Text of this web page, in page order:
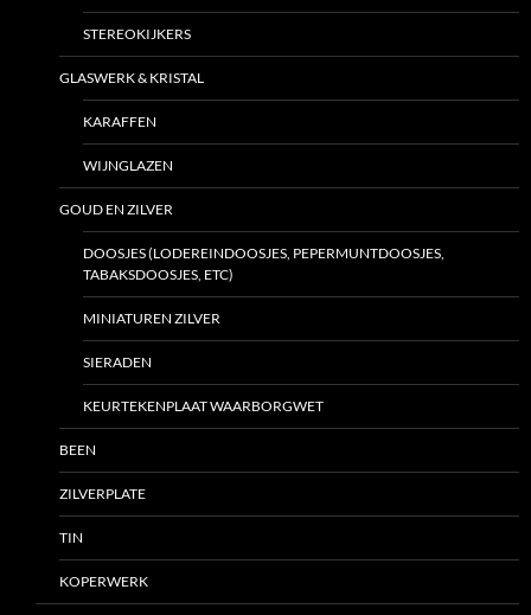
STEREOKIJKERS
GLASWERK & KRISTAL
KARAFFEN
WIJNGLAZEN
GOUD EN ZILVER
DOOSJES (LODEREINDOOSJES, PEPERMUNTDOOSJES,
TABAKSDOOSJES, ETC)
MINIATUREN ZILVER
SIERADEN
KEURTEKENPLAAT WAARBORGWET
BEEN
ZILVERPLATE
TIN
KOPERWERK